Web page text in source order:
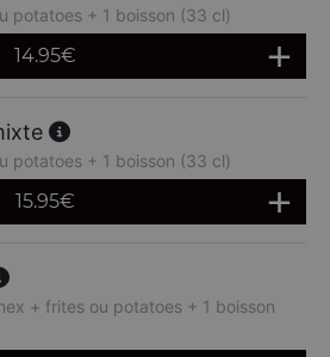
potatoes + 1 boisson (33 cl)
14.95€
potatoes + 1 boisson (33 cl)
15.95€
+ frites ou potatoes + 1 boisson